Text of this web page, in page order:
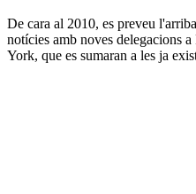
De cara al 2010, es preveu
notícies amb noves delegacions
York, que es sumaran a les ja